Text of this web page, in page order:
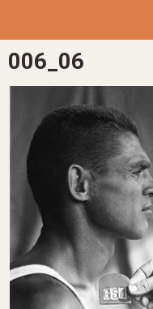
006_06